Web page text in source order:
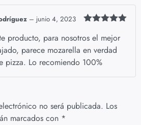
con
5de 5
– junio 4, 2023
producto, para nosotros el mejor
parece mozarella en verdad
pizza. Lo recomiendo 100%
no será publicada. Los
marcados con *